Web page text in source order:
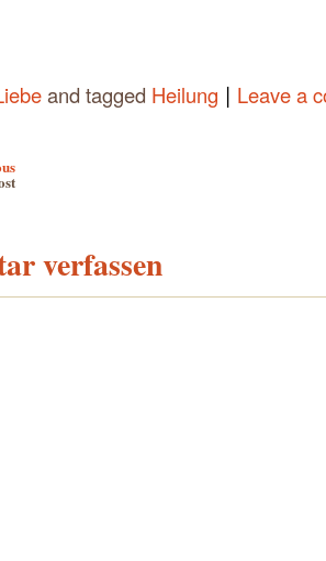
and tagged Heilung | Leave a
verfassen